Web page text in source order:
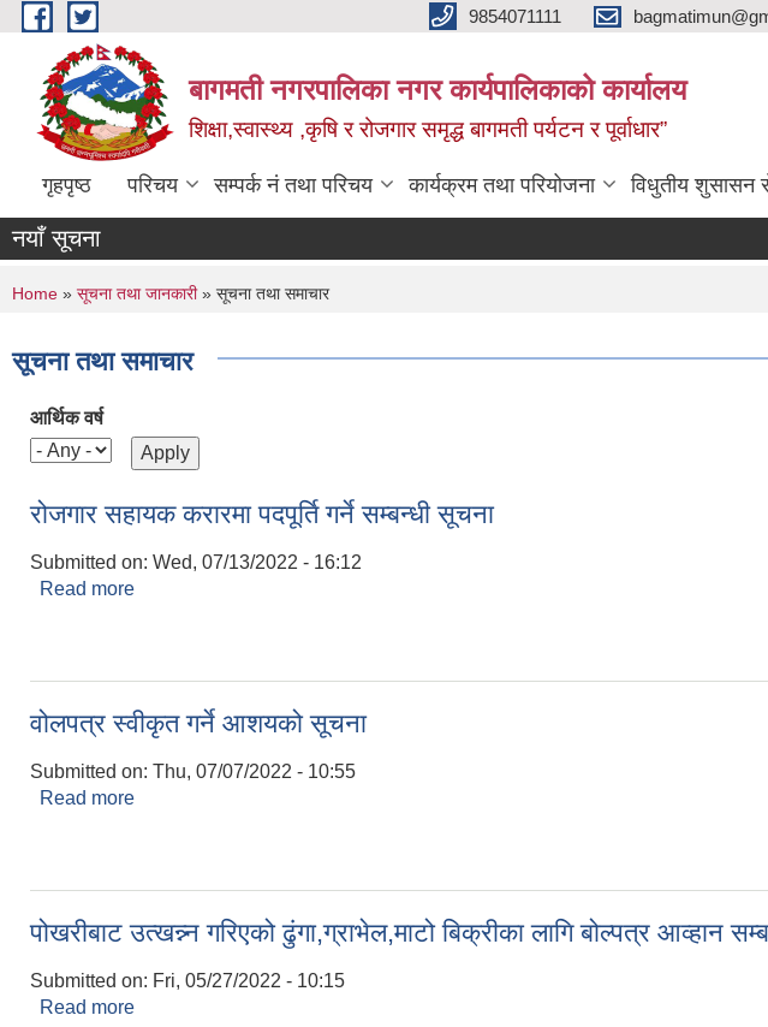
Skip to main content 9854071111
बागमती नगरपालिका नगर कार्यपालिकाको कार्यालय
शिक्षा,स्वास्थ्य ,कृषि र रोजगार समृद्ध बागमती पर्यटन र पूर्वाधार”
गृहपृष्ठ परिचय सम्पर्क नं तथा परिचय कार्यक्रम तथा परियोजना विधुतीय शुसासन
नयाँ सूचना
You are here
Home » सूचना तथा जानकारी» सूचना तथा समाचार
सूचना तथा समाचार
आर्थिक वर्ष
रोजगार सहायक करारमा पदपूर्ति गर्ने सम्बन्धी सूचना
Submitted on: Wed, 07/13/2022 - 16:12
Read more
वोलपत्र स्वीकृत गर्ने आशयको सूचना
Submitted on: Thu, 07/07/2022 - 10:55
Read more
पोखरीबाट उत्खन्न्न गरिएको ढुंगा,ग्राभेल,माटो बिक्रीका लागि बोल्पत्र आव्हान
Submitted on: Fri, 05/27/2022 - 10:15
Read more